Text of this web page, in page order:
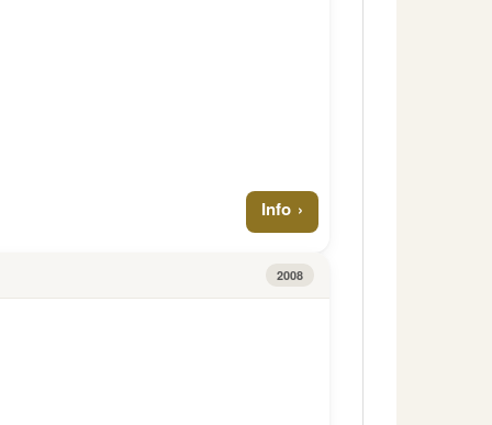
Info
2008